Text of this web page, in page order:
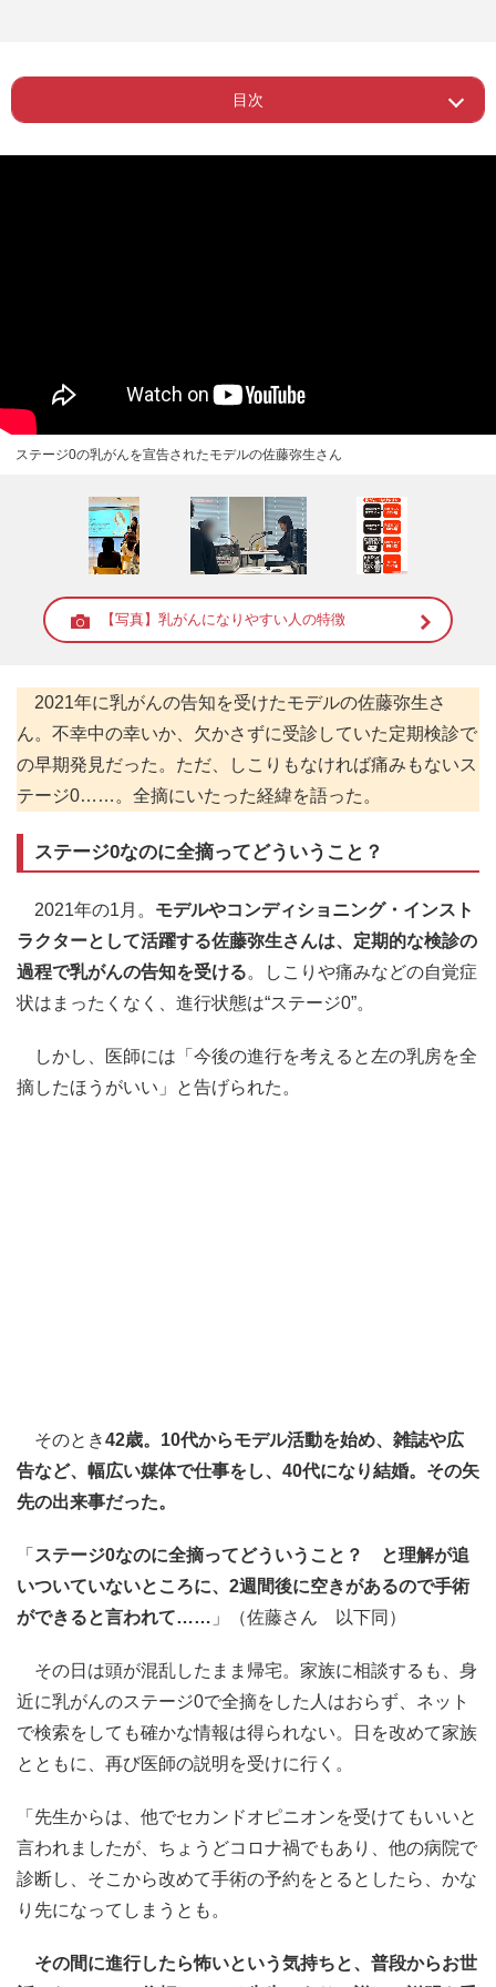
目次
ー ステージ0なのに全摘ってどういうこ
ステージ0の乳がんを宣告されたモデルの佐藤弥生さん
【写真】乳がんになりやすい人の特徴
2021年に乳がんの告知を受けたモデルの佐藤弥生さ
ん。不幸中の幸いか、欠かさずに受診していた定期検診で
の早期発見だった。ただ、しこりもなければ痛みもないス
テージ0……。全摘にいたった経緯を語った。
ステージ0なのに全摘ってどういうこと？
2021年の1月。 モデルやコンディショニング・インスト
ラクターとして活躍する佐藤弥生さんは、定期的な検診の
過程で乳がんの告知を受ける。しこりや痛みなどの自覚症
状はまったくなく、進行状態は“ステージ0”。
しかし、医師には「今後の進行を考えると左の乳房を全
摘したほうがいい」と告げられた。
そのとき42歳。10代からモデル活動を始め、雑誌や広
告など、幅広い媒体で仕事をし、40代になり結婚。その矢
先の出来事だった。
「 ステージ0なのに全摘ってどういうこと？ と理解が追
いついていないところに、2週間後に空きがあるので手術
ができると言われて…… 」（佐藤さん 以下同）
その日は頭が混乱したまま帰宅。家族に相談するも、身
近に乳がんのステージ0で全摘をした人はおらず、ネット
で検索をしても確かな情報は得られない。日を改めて家族
とともに、再び医師の説明を受けに行く。
「先生からは、他でセカンドオピニオンを受けてもいいと
言われましたが、ちょうどコロナ禍でもあり、他の病院で
診断し、そこから改めて手術の予約をとるとしたら、かな
り先になってしまうとも。
その間に進行したら怖いという気持ちと、普段からお世